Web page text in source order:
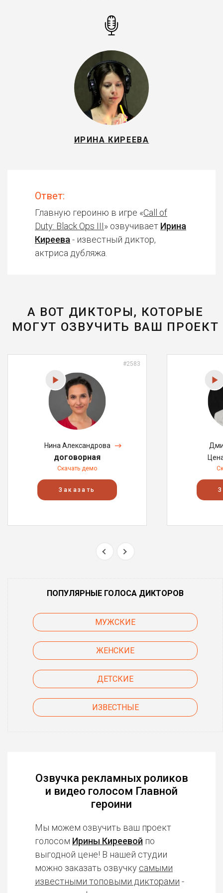
ИРИНА КИРЕЕВА
Ответ:
Главную героиню в игре «Call of
Duty: Black Ops III» озвучивает Ирина
Киреева - известный диктор,
актриса дубляжа.
А ВОТ ДИКТОРЫ, КОТОРЫЕ
МОГУТ ОЗВУЧИТЬ ВАШ ПРОЕКТ
#2583
Нина Александрова
договорная
Скачать демо
Заказать
ПОПУЛЯРНЫЕ ГОЛОСА ДИКТОРОВ
МУЖСКИЕ
ЖЕНСКИЕ
ДЕТСКИЕ
ИЗВЕСТНЫЕ
Озвучка рекламных роликов
и видео голосом Главной
героини
Мы можем озвучить ваш проект
голосом Ирины Киреевой по
выгодной цене! В нашей студии
можно заказать озвучку самыми
известными топовыми дикторами -